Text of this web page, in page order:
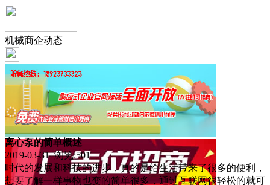
机械商企动态
离心泵的简单概述
2019-03-31 浏览:501
时代的发展和科技的进步，真的是给生活带来了很多的便利，
想要了解一样事物也变的简单很多，通过互联网很轻松的就可